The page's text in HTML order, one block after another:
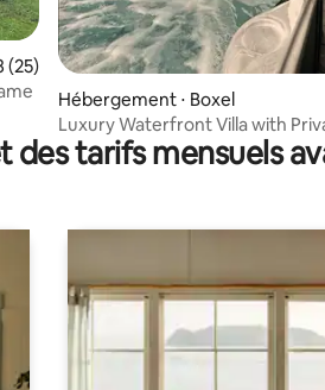
: 5 sur 5
moyenne sur la base de 25
(25)
Hébergement ⋅ Boxel
Luxury Waterfront Villa with
Jacuzzi
des tarifs mensuels